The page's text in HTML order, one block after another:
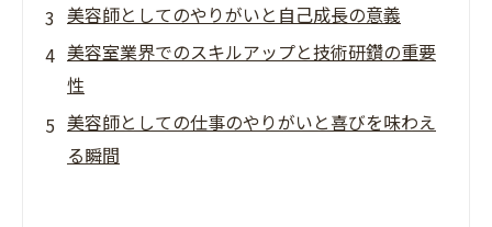
美容師としてのやりがいと自己成長の意義
美容室業界でのスキルアップと技術研鑽の重要
性
美容師としての仕事のやりがいと喜びを味わえ
る瞬間